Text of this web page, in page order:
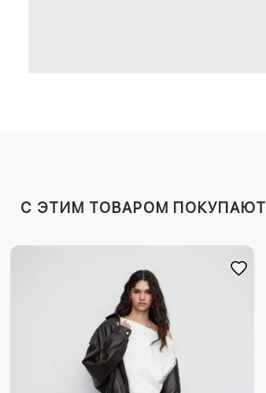
C ЭТИМ ТОВАРОМ ПОКУПАЮТ